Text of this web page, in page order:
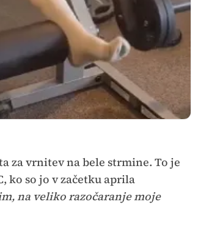
za vrnitev na bele strmine. To je
ko so jo v začetku aprila
na veliko razočaranje moje